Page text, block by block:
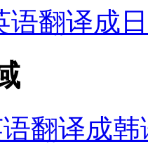
语翻译成
语翻译成